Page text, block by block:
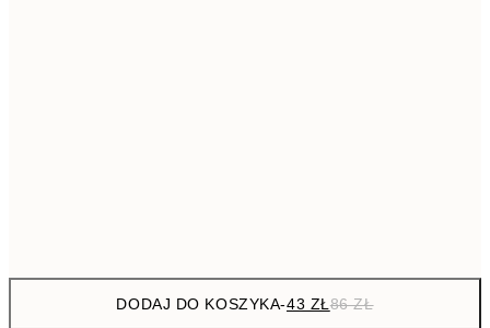
DODAJ DO KOSZYKA-43 ZŁ 86 ZŁ